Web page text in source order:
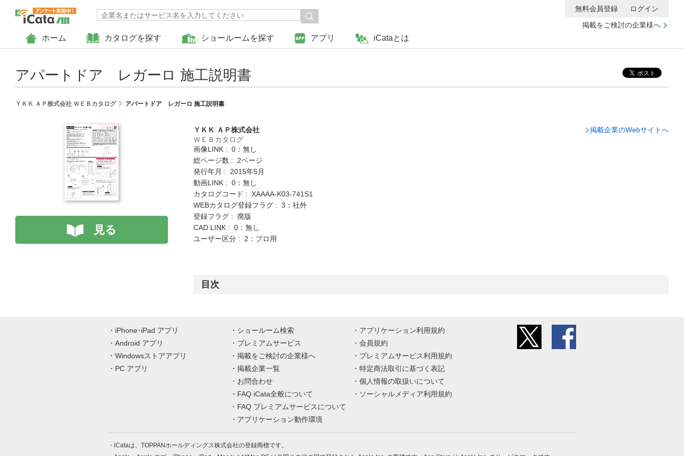
ホーム カタログを探す ショールームを探す アプリ iCataとは
掲載をご検討の企業様へ
無料会員登録 ログイン
アパートドア レガーロ 施工説明書
ＹＫＫ ＡＰ株式会社 ＷＥＢカタログ アパートドア レガーロ 施工説明書
見る
ＹＫＫ ＡＰ株式会社
ＷＥＢカタログ
画像LINK : 0：無し
総ページ数 : 2ページ
発行年月 : 2015年5月
動画LINK : 0：無し
カタログコード : XAAAA-K03-741S1
WEBカタログ登録フラグ : 3：社外
登録フラグ : 廃版
CAD LINK : 0：無し
ユーザー区分 : 2：プロ用
掲載企業のWebサイトへ
目次
iPhone･iPad アプリ
Android アプリ
Windowsストアアプリ
PC アプリ
ショールーム検索
プレミアムサービス
掲載をご検討の企業様へ
掲載企業一覧
お問合わせ
FAQ iCata全般について
FAQ プレミアムサービスについて
アプリケーション動作環境
アプリケーション利用規約
会員規約
プレミアムサービス利用規約
特定商法取引に基づく表記
個人情報の取扱いについて
ソーシャルメディア利用規約
iCataは、TOPPANホールディングス株式会社の登録商標です。